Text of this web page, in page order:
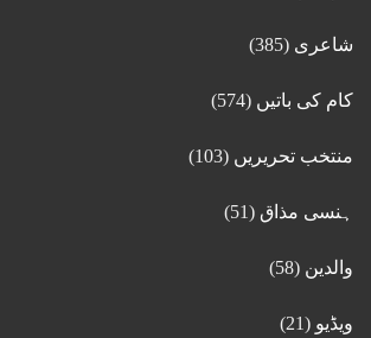
شاعری (385)
کام کی باتیں (574)
منتخب تحریریں (103)
ہنسی مذاق (51)
والدین (58)
ویڈیو (21)